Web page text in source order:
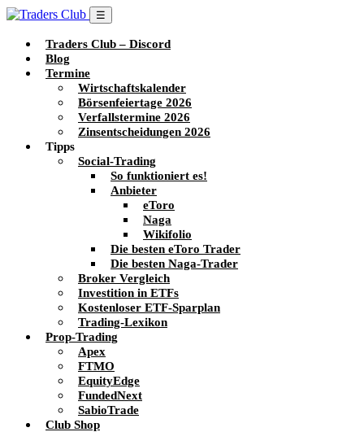
☰
Traders Club – Discord
Blog
Termine
Wirtschaftskalender
Börsenfeiertage 2026
Verfallstermine 2026
Zinsentscheidungen 2026
Tipps
Social-Trading
So funktioniert es!
Anbieter
eToro
Naga
Wikifolio
Die besten eToro Trader
Die besten Naga-Trader
Broker Vergleich
Investition in ETFs
Kostenloser ETF-Sparplan
Trading-Lexikon
Prop-Trading
Apex
FTMO
EquityEdge
FundedNext
SabioTrade
Club Shop